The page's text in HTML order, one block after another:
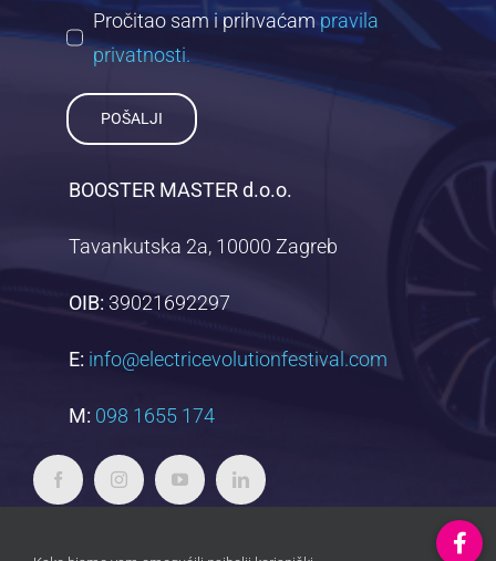
Pročitao sam i prihvaćam pravila
privatnosti.
POŠALJI
BOOSTER MASTER d.o.o.
Tavankutska 2a, 10000 Zagreb
OIB: 39021692297
E: info@electricevolutionfestival.com
M: 098 1655 174